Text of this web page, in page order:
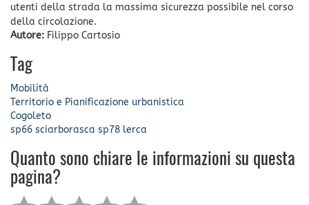
utenti della strada la massima sicurezza possibile nel corso
della circolazione.
Autore: Filippo Cartosio
Tag
Mobilità
Territorio e Pianificazione urbanistica
Cogoleto
sp66 sciarborasca sp78 lerca
Quanto sono chiare le informazioni su questa
pagina?